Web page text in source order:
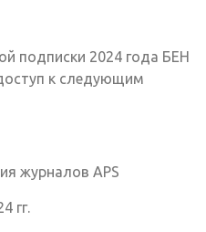
подписки 2024 года БЕН
к следующим
журналов APS
гг.